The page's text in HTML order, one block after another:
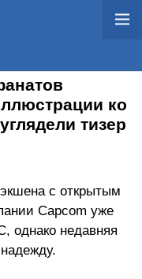
ко
тизер
с открытым
Capcom уже
однако недавняя